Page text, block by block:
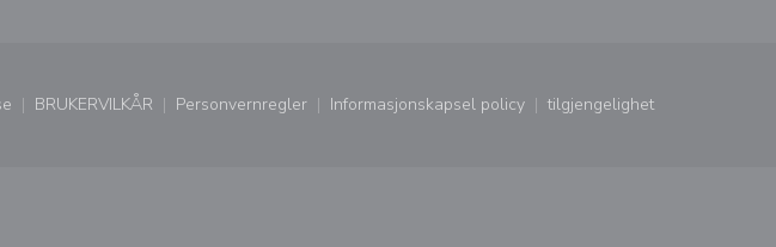
i et nytt vindu))
BRUKERVILKÅR
((åpner i et nytt vindu))
Personvernregler
((åpner i et nytt vindu))
Informasjonskapsel policy
((åpner i et nytt vindu))
tilgjengelighet
((åpner i et nytt vindu))